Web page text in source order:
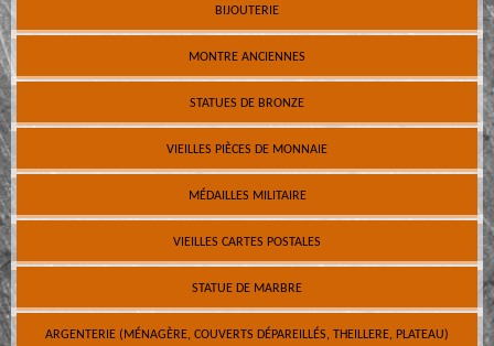
BIJOUTERIE
MONTRE ANCIENNES
STATUES DE BRONZE
VIEILLES PIÈCES DE MONNAIE
MÉDAILLES MILITAIRE
VIEILLES CARTES POSTALES
STATUE DE MARBRE
ARGENTERIE (MÉNAGÈRE, COUVERTS DÉPAREILLÉS, THEILLERE, PLATEAU)